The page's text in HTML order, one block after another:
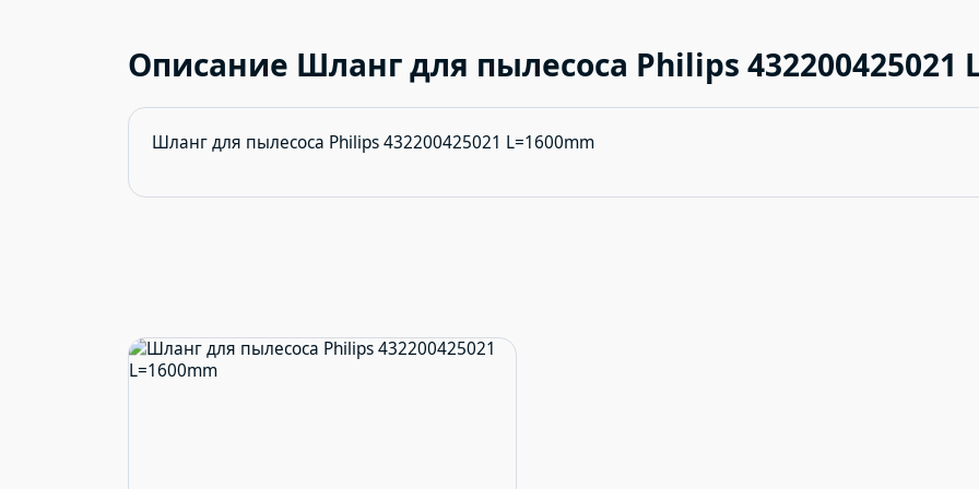
Описание Шланг для пылесоса Philips 432200425021
Шланг для пылесоса Philips 432200425021 L=1600mm